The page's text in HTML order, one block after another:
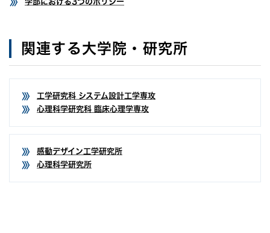
学部における3つのポリシー
関連する大学院・研究所
工学研究科 システム設計工学専攻
心理科学研究科 臨床心理学専攻
感動デザイン工学研究所
心理科学研究所